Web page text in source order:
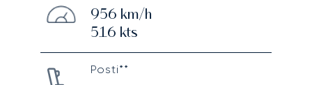
956 km/h
516 kts
Posti**